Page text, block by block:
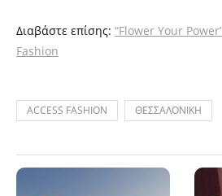
Διαβάστε επίσης: “Flower Your
Fashion
ACCESS FASHION ΘΕΣΣΑΛΟΝΙΚΗ